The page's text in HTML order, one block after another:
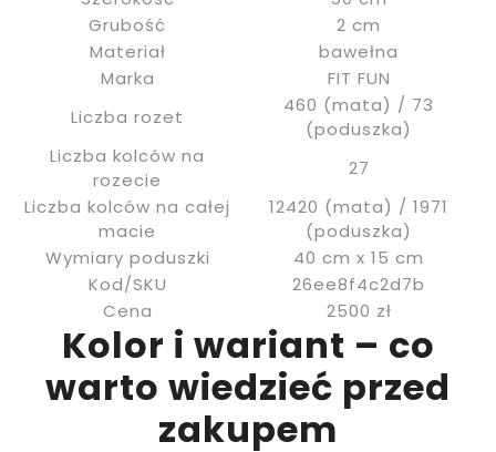
Grubość
2 cm
Materiał
bawełna
Marka
FIT FUN
Liczba rozet
460 (mata) / 73
(poduszka)
Liczba kolców na
rozecie
27
Liczba kolców na całej
macie
12420 (mata) / 1971
(poduszka)
Wymiary poduszki
40 cm x 15 cm
Kod/SKU
26ee8f4c2d7b
Cena
2500 zł
Kolor i wariant – co
warto wiedzieć przed
zakupem